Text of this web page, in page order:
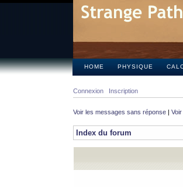
HOME PHYSIQUE
Connexion Inscription
Voir les messages sans réponse |
Index du forum